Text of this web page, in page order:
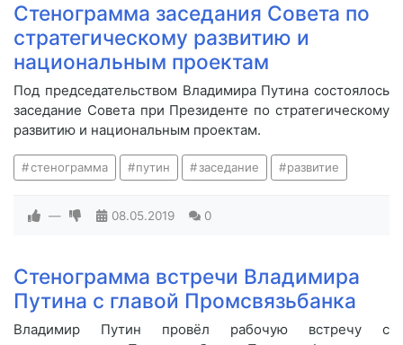
Стенограмма заседания Совета по
стратегическому развитию и
национальным проектам
Под председательством Владимира Путина состоялось
заседание Совета при Президенте по стратегическому
развитию и национальным проектам.
стенограмма путин заседание развитие
— 08.05.2019 0
Стенограмма встречи Владимира
Путина с главой Промсвязьбанка
Владимир Путин провёл рабочую встречу с